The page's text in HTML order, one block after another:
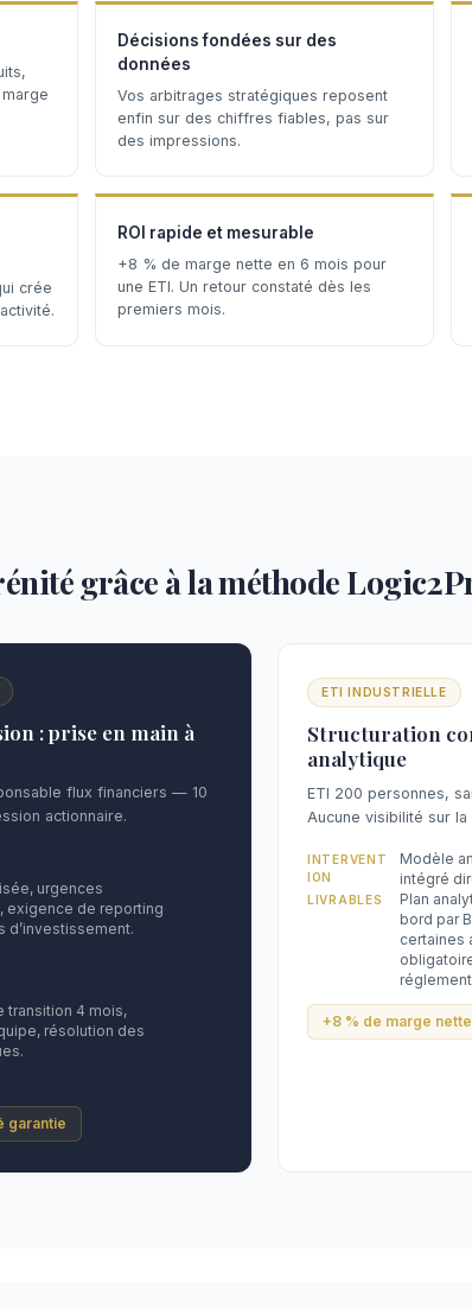
Décisions fondées sur des
données
Vos arbitrages stratégiques reposent
enfin sur des chiffres fiables, pas sur
des impressions.
crée
ROI rapide et mesurable
+8 % de marge nette en 6 mois pour
une ETI. Un retour constaté dès les
premiers mois.
grâce à la méthode
: prise en main à
flux financiers — 10
actionnaire.
urgences
exigence de reporting
d’investissement.
transition 4 mois,
résolution des
garantie
ETI INDUSTRIELLE
Structuration
analytique
ETI 200 personnes,
Aucune visibilité sur
INTERVENT
ION
Modèle
intégré
LIVRABLES
Plan
bord par
certaines
+8 % de marge